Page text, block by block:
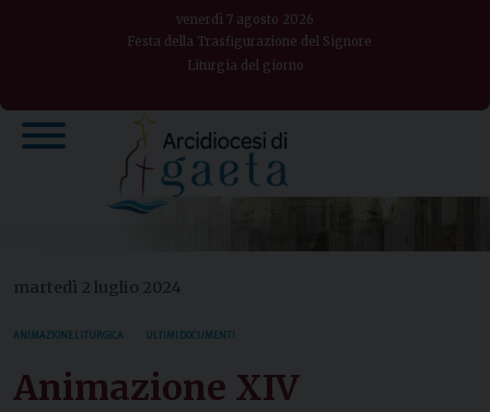
venerdì 7 agosto 2026
Festa della Trasfigurazione del Signore
Liturgia del giorno
martedì 2 luglio 2024
ANIMAZIONE LITURGICA ULTIMI DOCUMENTI
Animazione XIV